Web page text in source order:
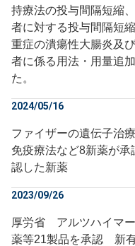
持療法の投与間隔短縮
者に対する投与間隔短
重症の潰瘍性大腸炎及
者に係る用法・用量追
た。
2024/05/16
ファイザーの遺伝子治
免疫療法など8新薬が
認した新薬
2023/09/26
厚労省 アルツハイマ
薬等21製品を承認 新